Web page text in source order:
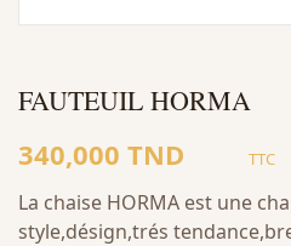
FAUTEUIL HORMA
340,000 TND TTC
La chaise HORMA est une
style,désign,trés